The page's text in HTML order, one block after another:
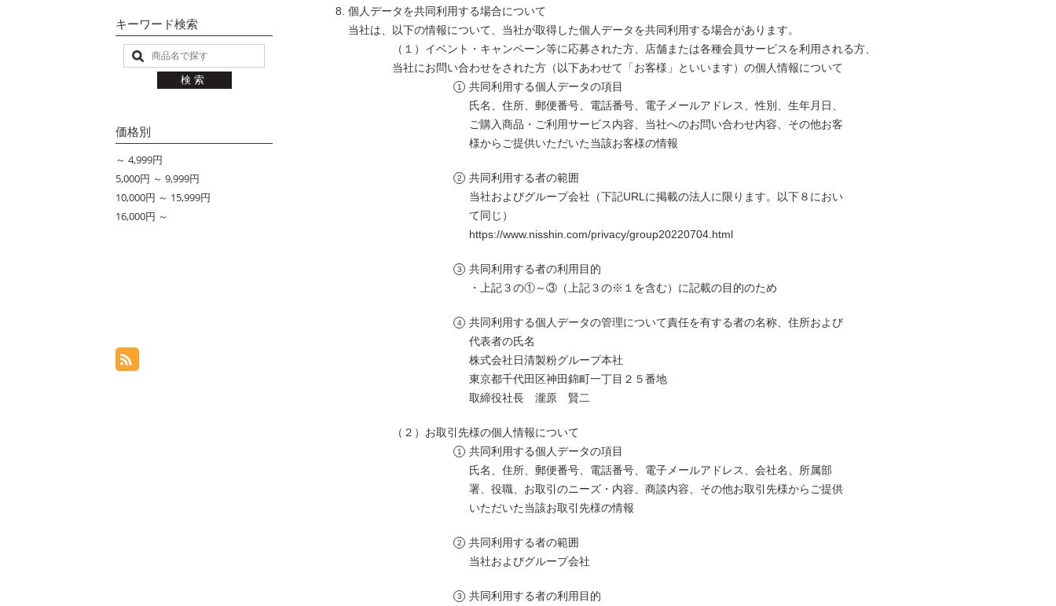
個人データを共同利用する場合について
当社は、以下の情報について、当社が取得した個人データを共同利用する場合があります。
（１）イベント・キャンペーン等に応募された方、店舗または各種会員サービスを利用される方、
当社にお問い合わせをされた方（以下あわせて「お客様」といいます）の個人情報について
共同利用する個人データの項目
氏名、住所、郵便番号、電話番号、電子メールアドレス、性別、生年月日、
ご購入商品・ご利用サービス内容、当社へのお問い合わせ内容、その他お客
様からご提供いただいた当該お客様の情報
共同利用する者の範囲
当社およびグループ会社（下記URLに掲載の法人に限ります。以下８におい
て同じ）
https://www.nisshin.com/privacy/group20220704.html
共同利用する者の利用目的
・上記３の①～③（上記３の※１を含む）に記載の目的のため
共同利用する個人データの管理について責任を有する者の名称、住所および
代表者の氏名
株式会社日清製粉グループ本社
東京都千代田区神田錦町一丁目２５番地
取締役社長 瀧原 賢二
（２）お取引先様の個人情報について
共同利用する個人データの項目
氏名、住所、郵便番号、電話番号、電子メールアドレス、会社名、所属部
署、役職、お取引のニーズ・内容、商談内容、その他お取引先様からご提供
いただいた当該お取引先様の情報
共同利用する者の範囲
当社およびグループ会社
共同利用する者の利用目的
キーワード検索
価格別
～ 4,999円
5,000円 ～ 9,999円
10,000円 ～ 15,999円
16,000円 ～